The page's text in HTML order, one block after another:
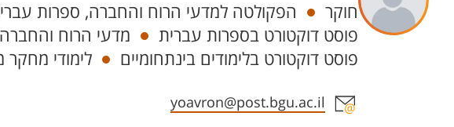
Departments
חוקר
הפקולטה למדעי הרוח והחברה, ספרות
פוסט דוקטורט בספרות עברית
מדעי הרוח
פוסט דוקטורט בלימודים בינתחומיים
לימודי מחקר
Staff member contact section
yoavron@post.bgu.ac.il